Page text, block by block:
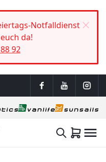
Notfalldienst
da!
92